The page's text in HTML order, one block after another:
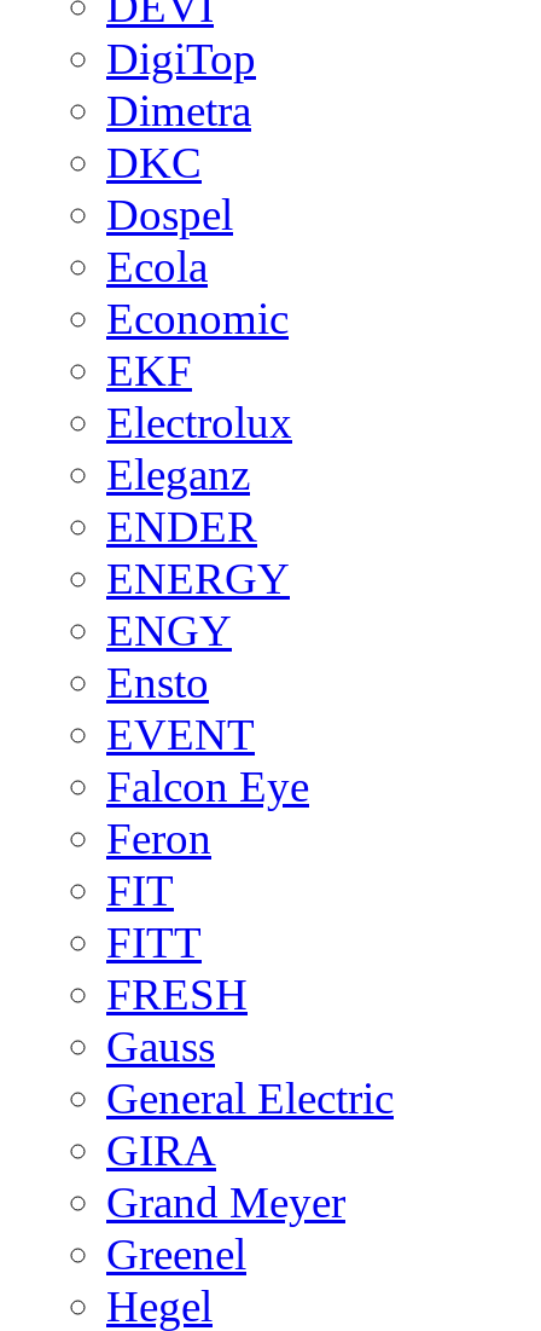
DigiTop
Dimetra
DKC
Dospel
Ecola
Economic
EKF
Electrolux
Eleganz
ENDER
ENERGY
ENGY
Ensto
EVENT
Falcon Eye
Feron
FIT
FITT
FRESH
Gauss
General Electric
GIRA
Grand Meyer
Greenel
Hegel